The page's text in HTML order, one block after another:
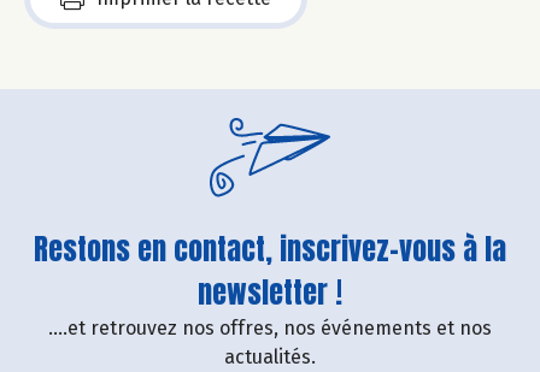
Restons en contact, inscrivez-vous à la
newsletter !
....et retrouvez nos offres, nos événements et nos
actualités.